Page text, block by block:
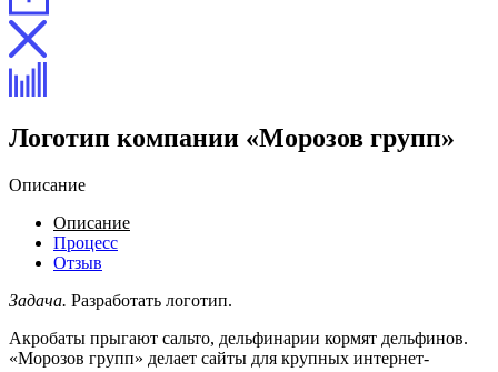
Логотип компании «Морозов групп»
Описание
Описание
Процесс
Отзыв
Задача. Разработать логотип.
Акробаты прыгают сальто, дельфинарии кормят дельфинов.
«Морозов групп» делает сайты для крупных интернет-